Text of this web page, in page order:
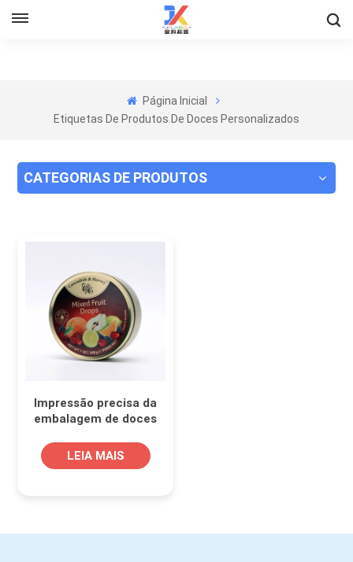
Página Inicial
Etiquetas De Produtos De Doces Personalizados
CATEGORIAS DE PRODUTOS
Impressão precisa da
embalagem de doces
LEIA MAIS